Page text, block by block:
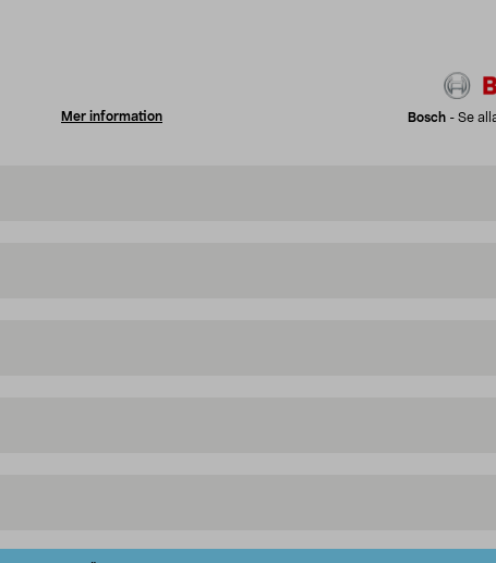
Mer information Bosch - Se